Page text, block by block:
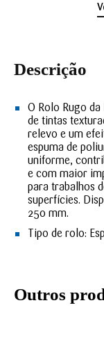
Descrição
O Rolo Rugo
de tintas
relevo e um
espuma de
uniforme,
e com maior
para trabalhos
superfícies.
250 mm.
Tipo de rolo:
Outros